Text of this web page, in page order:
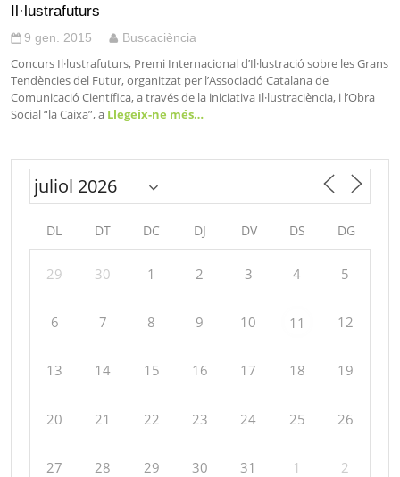
Il·lustrafuturs
9 gen. 2015 Buscaciència
Concurs Il·lustrafuturs, Premi Internacional d’Il·lustració sobre les Grans
Tendències del Futur, organitzat per l’Associació Catalana de
Comunicació Científica, a través de la iniciativa Il·lustraciència, i l’Obra
Social “la Caixa”, a Llegeix-ne més…
DL DT DC DJ DV DS DG
29 30 1 2 3 4 5
6 7 8 9 10 11 12
13 14 15 16 17 18 19
20 21 22 23 24 25 26
27 28 29 30 31 1 2